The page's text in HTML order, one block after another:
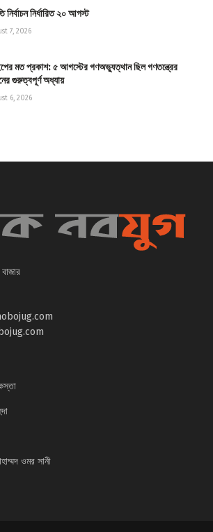
নির্বাচন নির্ধারিত ২০ আগস্ট
7, 2026
মত প্রকাশ: ৫ আগস্টের গণঅভ্যুত্থান ছিল গণতন্ত্রের
গুরুত্বপূর্ণ অধ্যায়
6, 2026
ওমর সানী